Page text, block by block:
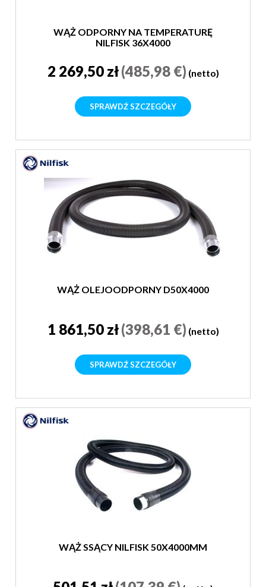
WĄŻ ODPORNY NA TEMPERATURĘ
NILFISK 36X4000
2 269,50 zł(485,98 €) (netto)
SPRAWDŹ SZCZEGÓŁY
WĄŻ OLEJOODPORNY D50X4000
1 861,50 zł(398,61 €) (netto)
SPRAWDŹ SZCZEGÓŁY
WĄŻ SSĄCY NILFISK 50X4000MM